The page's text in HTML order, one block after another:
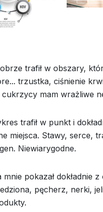
trafił w obszary,
trzustka, ciśnienie
mam wrażliwe
trafił w punkt i
miejsca. Stawy, serce,
Niewiarygodne.
mnie pokazał dokładnie
pęcherz, nerki,